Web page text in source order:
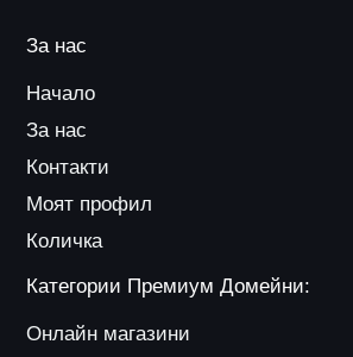
За нас
Начало
За нас
Контакти
Моят профил
Количка
Категории Премиум Домейни:
Онлайн магазини